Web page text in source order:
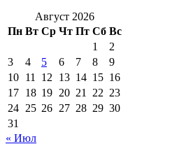
Август 2026
Пн Вт Ср Чт Пт Сб Вс
1
2
3
4 5 6 7 8
9
10 11 12 13 14 15 16
17 18 19 20 21 22 23
24 25 26 27 28 29 30
31
« Июл